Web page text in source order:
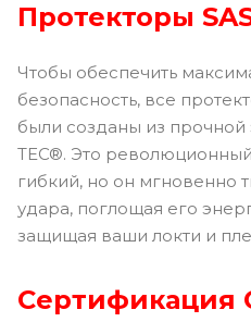
Протекторы
Чтобы обеспечить
безопасность, все
были созданы из прочной
TEC®. Это
гибкий, но он мгновенно
удара, поглощая его
защищая ваши локти и
Сертификация